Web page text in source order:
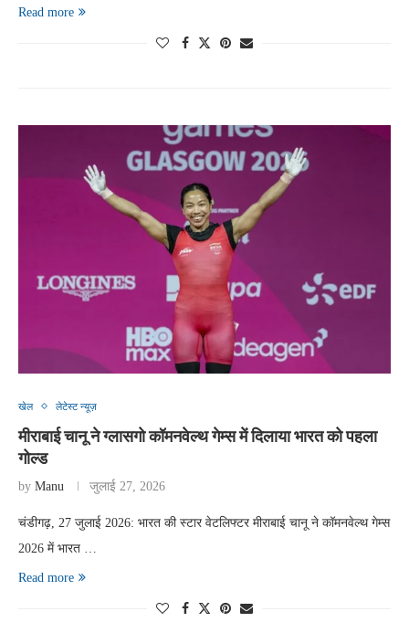
Read more
खेल लेटेस्ट न्यूज़
मीराबाई चानू ने ग्लासगो कॉमनवेल्थ गेम्स में दिलाया भारत को पहला
गोल्ड
by Manu जुलाई 27, 2026
चंडीगढ़, 27 जुलाई 2026: भारत की स्टार वेटलिफ्टर मीराबाई चानू ने कॉमनवेल्थ गेम्स
2026 में भारत …
Read more